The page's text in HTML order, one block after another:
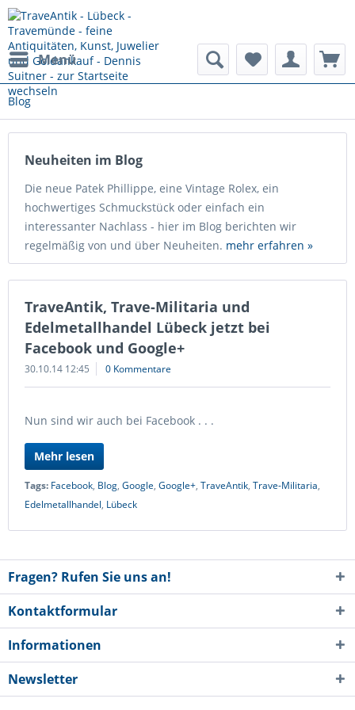
Menü
Blog
Neuheiten im Blog
Die neue Patek Phillippe, eine Vintage Rolex, ein
hochwertiges Schmuckstück oder einfach ein
interessanter Nachlass - hier im Blog berichten wir
regelmäßig von und über Neuheiten. mehr erfahren »
TraveAntik, Trave-Militaria und
Edelmetallhandel Lübeck jetzt bei
Facebook und Google+
30.10.14 12:45 0 Kommentare
Nun sind wir auch bei Facebook . . .
Mehr lesen
Tags: Facebook, Blog, Google, Google+, TraveAntik, Trave-Militaria,
Edelmetallhandel, Lübeck
Fragen? Rufen Sie uns an!
Kontaktformular
Informationen
Newsletter